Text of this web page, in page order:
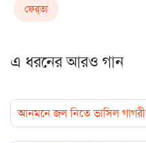
ফের্‌তা
এ ধরনের আরও গান
আন্‌মনে জল নিতে ভাসিল গাগরী